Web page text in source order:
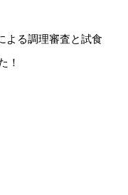
よる調理審査と試食
！